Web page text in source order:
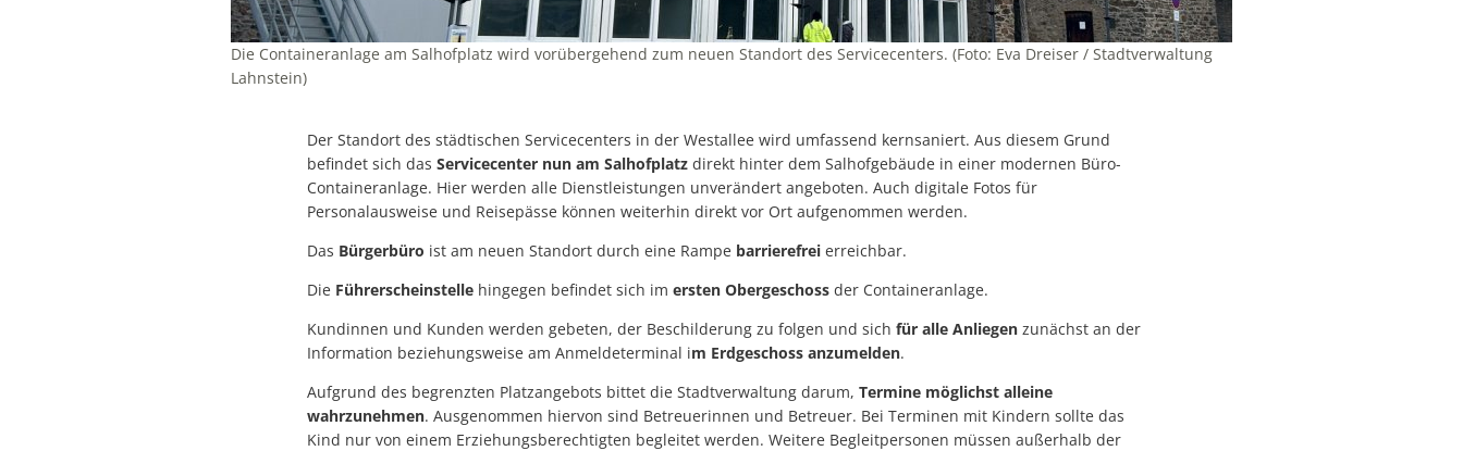
Die Containeranlage am Salhofplatz wird vorübergehend zum neuen Standort des Servicecenters. (Foto: Eva Dreiser / Stadtverwaltung
Lahnstein)
Der Standort des städtischen Servicecenters in der Westallee wird umfassend kernsaniert. Aus diesem Grund
befindet sich das Servicecenter nun am Salhofplatz direkt hinter dem Salhofgebäude in einer modernen Büro-
Containeranlage. Hier werden alle Dienstleistungen unverändert angeboten. Auch digitale Fotos für
Personalausweise und Reisepässe können weiterhin direkt vor Ort aufgenommen werden.
Das Bürgerbüro ist am neuen Standort durch eine Rampe barrierefrei erreichbar.
Die Führerscheinstelle hingegen befindet sich im ersten Obergeschoss der Containeranlage.
Kundinnen und Kunden werden gebeten, der Beschilderung zu folgen und sich für alle Anliegen zunächst an der
Information beziehungsweise am Anmeldeterminal im Erdgeschoss anzumelden.
Aufgrund des begrenzten Platzangebots bittet die Stadtverwaltung darum, Termine möglichst alleine
wahrzunehmen. Ausgenommen hiervon sind Betreuerinnen und Betreuer. Bei Terminen mit Kindern sollte das
Kind nur von einem Erziehungsberechtigten begleitet werden. Weitere Begleitpersonen müssen außerhalb der